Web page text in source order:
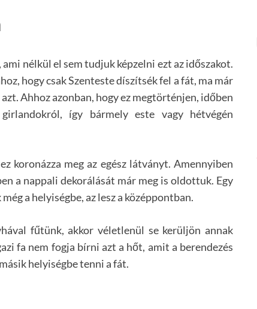
nélkül el sem tudjuk képzelni ezt az időszakot.
hogy csak Szenteste díszítsék fel a fát, ma már
Ahhoz azonban, hogy ez megtörténjen, időben
így bármely este vagy hétvégén
koronázza meg az egész látványt. Amennyiben
a nappali dekorálását már meg is oldottuk. Egy
a helyiségbe, az lesz a középpontban.
fűtünk, akkor véletlenül se kerüljön annak
fa nem fogja bírni azt a hőt, amit a berendezés
helyiségbe tenni a fát.